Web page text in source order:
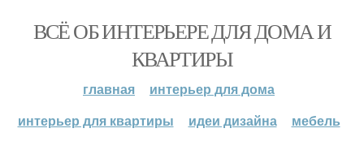
ВСЁ ОБ ИНТЕРЬЕРЕ ДЛЯ ДОМА И
КВАРТИРЫ
главная
интерьер для дома
интерьер для квартиры
идеи дизайна мебель